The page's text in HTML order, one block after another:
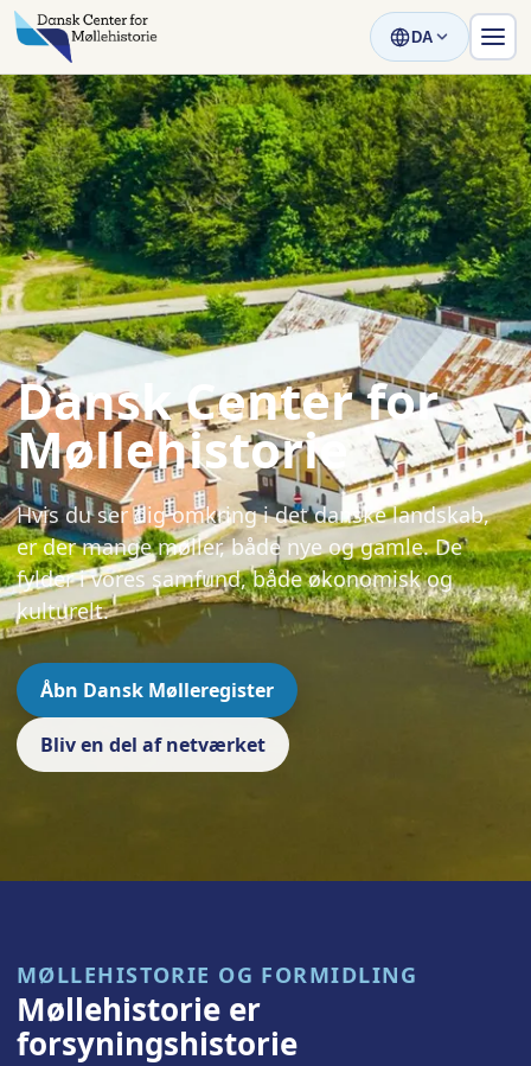
DA
Dansk Center for
Møllehistorie
Hvis du ser dig omkring i det danske landskab,
er der mange møller, både nye og gamle. De
fylder i vores samfund, både økonomisk og
kulturelt.
Åbn Dansk Mølleregister
Bliv en del af netværket
MØLLEHISTORIE OG FORMIDLING
Møllehistorie er
forsyningshistorie